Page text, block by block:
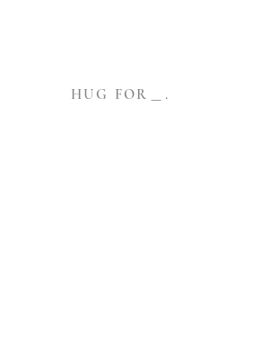
HUG FOR＿.